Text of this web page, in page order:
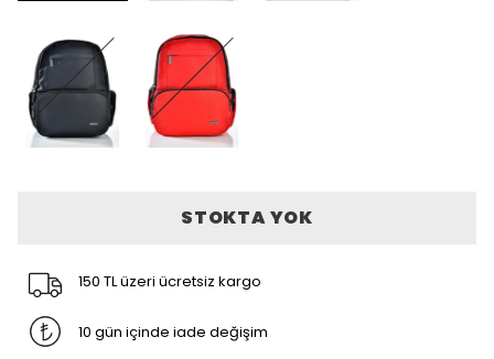
STOKTA YOK
150 TL üzeri ücretsiz kargo
10 gün içinde iade değişim